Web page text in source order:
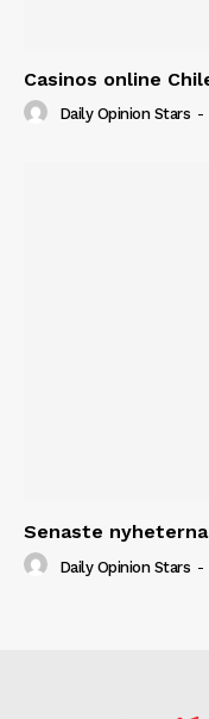
Casinos online
Daily Opinion Stars -
Senaste
Daily Opinion Stars -